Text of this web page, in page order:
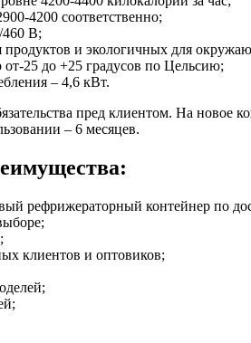
4200 соответственно;
460 B;
продуктов и экологичных для
25 до +25 градусов по Цельсию;
– 4,6 кВт.
пред клиентом. На новое
– 6 месяцев.
рефрижераторный контейнер по
клиентов и оптовиков;